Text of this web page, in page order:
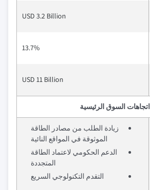
USD 3.2 Billion
13.7%
USD 11 Billion
اتجاهات السوق الرئيسية
زيادة الطلب من مصادر الطاقة
الموثوقة في المواقع النائية
الدعم الحكومي لاعتماد الطاقة
المتجددة
التقدم التكنولوجي السريع